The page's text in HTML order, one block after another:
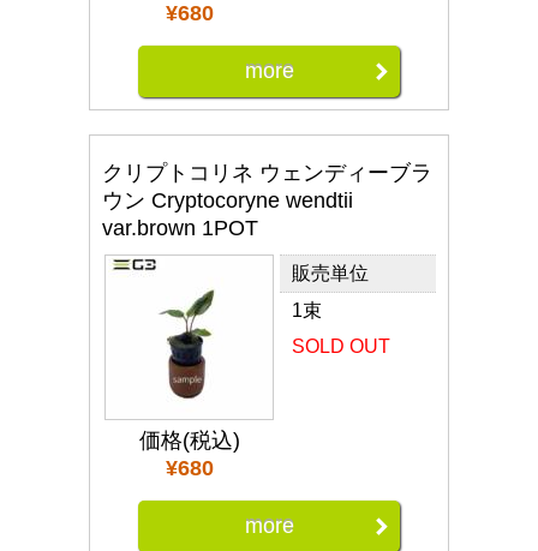
¥680
more
クリプトコリネ ウェンディーブラ
ウン Cryptocoryne wendtii
var.brown 1POT
価格(税込)
¥680
販売単位
1束
SOLD OUT
more